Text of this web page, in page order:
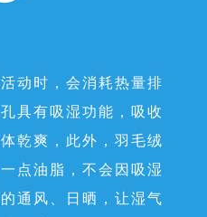
动时，会消耗热量排
具有吸湿功能，吸收
乾爽，此外，羽毛绒
点油脂，不会因吸湿
通风、日晒，让湿气